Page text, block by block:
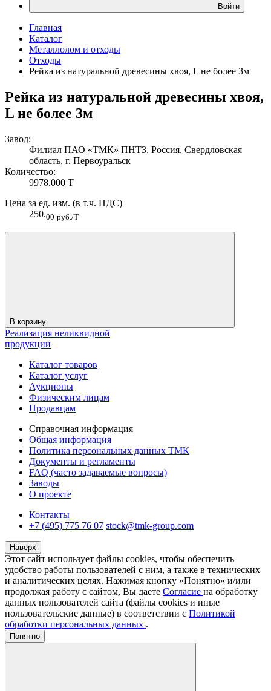
Войти
Главная
Каталог
Металлолом и отходы
Отходы
Рейка из натуральной древесины хвоя, L не более 3м
Рейка из натуральной древесины хвоя,
L не более 3м
Завод:
Филиал ПАО «ТМК» ПНТЗ, Россия, Свердловская
область, г. Первоуральск
Количество:
9978.000 Т
Цена за ед. изм. (в т.ч. НДС)
250.00 руб./Т
В корзину
Реализация неликвидной
продукции
Каталог товаров
Каталог услуг
Аукционы
Физическим лицам
Продавцам
Справочная информация
Общая информация
Политика персональных данных ТМК
Документы и регламенты
FAQ (часто задаваемые вопросы)
Заводы
О проекте
Контакты
+7 (495) 775 76 07 stock@tmk-group.com
Наверх
Этот сайт использует файлы cookies, чтобы обеспечить
удобство работы пользователей с ним, а также в технических
и аналитических целях. Нажимая кнопку «Понятно» и/или
продолжая работу с сайтом, Вы даете Согласие на обработку
данных пользователей сайта (файлы cookies и иные
пользовательские данные) в соответствии с Политикой
обработки персональных данных .
Понятно